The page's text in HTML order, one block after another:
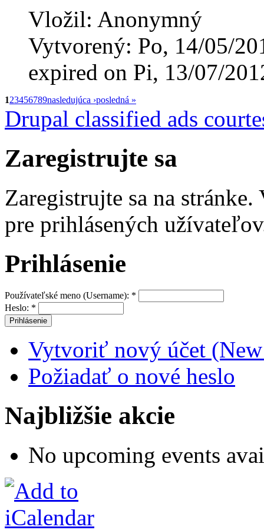
Vložil: Anonymný
Vytvorený: Po, 14/05/
expired on Pi, 13/07/
123456789nasledujúca ›posledná »
Drupal classified ads
Zaregistrujte sa
Zaregistrujte sa na
pre prihlásených
Prihlásenie
Používateľské meno (Username): *
Heslo: *
Vytvoriť nový účet
Požiadať o nové heslo
Najbližšie akcie
No upcoming events